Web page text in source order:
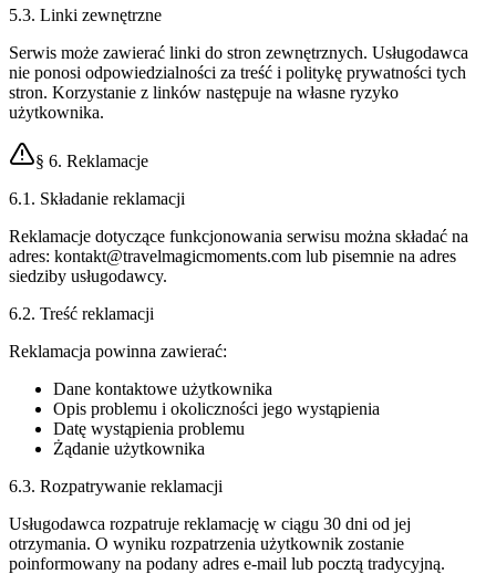
5.3. Linki zewnętrzne
Serwis może zawierać linki do stron zewnętrznych. Usługodawca
nie ponosi odpowiedzialności za treść i politykę prywatności tych
stron. Korzystanie z linków następuje na własne ryzyko
użytkownika.
§ 6. Reklamacje
6.1. Składanie reklamacji
Reklamacje dotyczące funkcjonowania serwisu można składać na
adres: kontakt@travelmagicmoments.com lub pisemnie na adres
siedziby usługodawcy.
6.2. Treść reklamacji
Reklamacja powinna zawierać:
Dane kontaktowe użytkownika
Opis problemu i okoliczności jego wystąpienia
Datę wystąpienia problemu
Żądanie użytkownika
6.3. Rozpatrywanie reklamacji
Usługodawca rozpatruje reklamację w ciągu 30 dni od jej
otrzymania. O wyniku rozpatrzenia użytkownik zostanie
poinformowany na podany adres e-mail lub pocztą tradycyjną.